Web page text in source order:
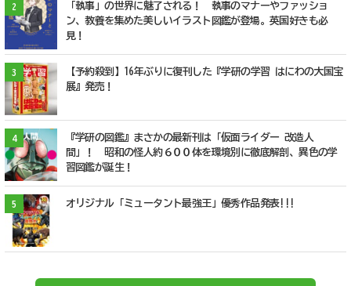
2
「執事」の世界に魅了される！ 執事のマナーやファッショ
ン、教養を集めた美しいイラスト図鑑が登場。英国好きも必
見！
3
【予約殺到】16年ぶりに復刊した『学研の学習 はにわの大国宝
展』発売！
4
『学研の図鑑』まさかの最新刊は「仮面ライダー 改造人
間」！ 昭和の怪人約６００体を環境別に徹底解剖、異色の学
習図鑑が誕生！
5 オリジナル「ミュータント最強王」優秀作品発表!!!